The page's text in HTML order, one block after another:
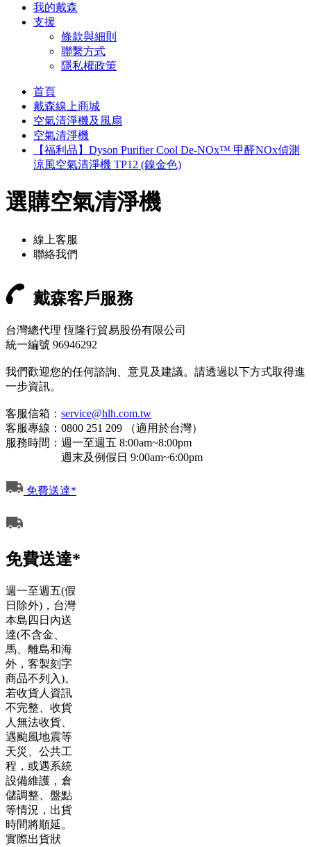
我的戴森
支援
條款與細則
聯繫方式
隱私權政策
首頁
戴森線上商城
空氣清淨機及風扇
空氣清淨機
【福利品】Dyson Purifier Cool De-NOx™ 甲醛NOx偵測
涼風空氣清淨機 TP12 (鎳金色)
選購空氣清淨機
線上客服
聯絡我們
戴森客戶服務
台灣總代理 恆隆行貿易股份有限公司
統一編號 96946292
我們歡迎您的任何諮詢、意見及建議。請透過以下方式取得進
一步資訊。
客服信箱： service@hlh.com.tw
客服專線：0800 251 209 （適用於台灣）
服務時間：週一至週五 8:00am~8:00pm
週末及例假日 9:00am~6:00pm
免費送達*
免費送達*
週一至週五(假
日除外)，台灣
本島四日內送
達(不含金、
馬、離島和海
外，客製刻字
商品不列入)。
若收貨人資訊
不完整、收貨
人無法收貨、
遇颱風地震等
天災、公共工
程，或遇系統
設備維護，倉
儲調整、盤點
等情況，出貨
時間將順延。
實際出貨狀